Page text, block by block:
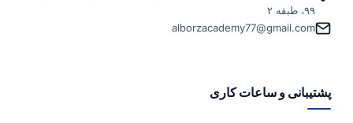
۹۹، طبقه ۲
alborzacademy77@gmail.com
پشتیبانی و ساعات کاری